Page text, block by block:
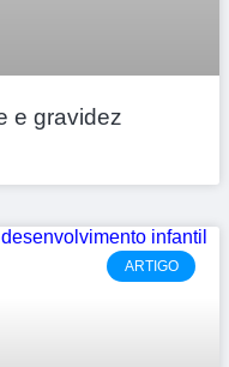
e gravidez
ARTIGO